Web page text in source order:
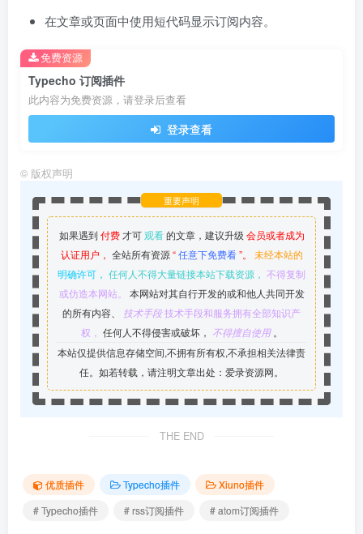
在文章或页面中使用短代码显示订阅内容。
Typecho 订阅插件
此内容为免费资源，请登录后查看
登录查看
免费资源
© 版权声明
重要声明
如果遇到 付费 才可 观看 的文章，建议升级 会员或者成为
认证用户， 全站所有资源 “ 任意下免费看 ”。
未经本站的
明确许可， 任何人不得大量链接本站下载资源， 不得复制
或仿造本网站。
本网站对其自行开发的或和他人共同开发
的所有内容、
技术手段技术手段和服务拥有全部知识产
权， 任何人不得侵害或破坏， 不得擅自使用 。
本站仅提供信息存储空间,不拥有所有权,不承担相关法律责
任。如若转载，请注明文章出处：爱录资源网。
THE END
优质插件 Typecho插件
Xiuno插件
# Typecho插件
# rss订阅插件 # atom订阅插件